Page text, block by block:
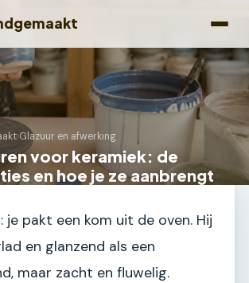
›Glazuur en afwerking
voor keramiek: de
en hoe je ze aanbrengt
je pakt een kom uit de oven. Hij
en glanzend als een
maar zacht en fluwelig.